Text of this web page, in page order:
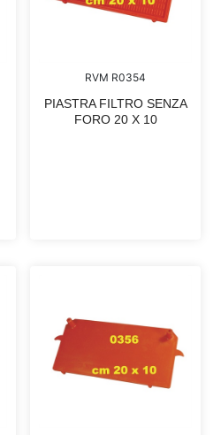
RVM R0354
PIASTRA FILTRO SENZA
FORO 20 X 10